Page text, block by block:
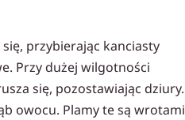
przybierając kanciasty
Przy dużej wilgotności
się, pozostawiając dziury.
owocu. Plamy te są wrotami